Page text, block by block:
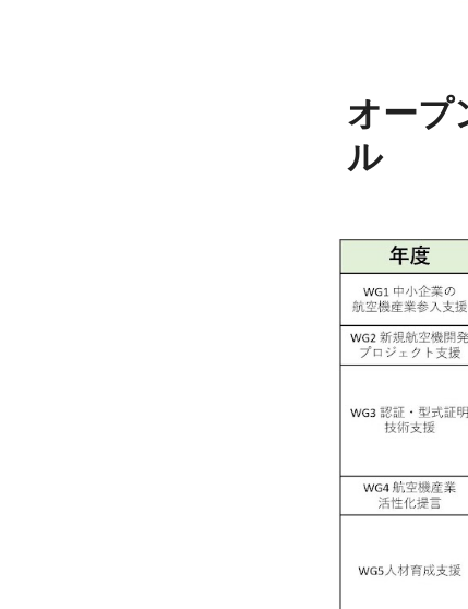
オープ
ル